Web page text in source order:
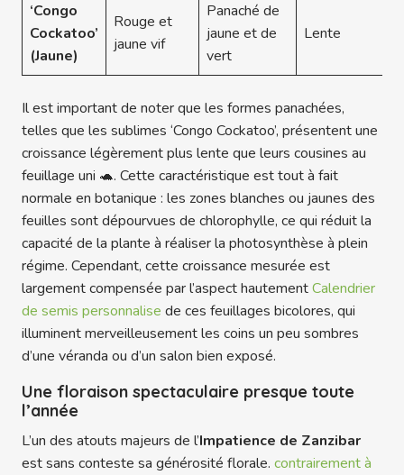
‘Congo
Cockatoo’
(Jaune)
Rouge et
jaune vif
Panaché de
jaune et de
vert
Lente
Il est important de noter que les formes panachées,
telles que les sublimes ‘Congo Cockatoo’, présentent une
croissance légèrement plus lente que leurs cousines au
feuillage uni 🐢. Cette caractéristique est tout à fait
normale en botanique : les zones blanches ou jaunes des
feuilles sont dépourvues de chlorophylle, ce qui réduit la
capacité de la plante à réaliser la photosynthèse à plein
régime. Cependant, cette croissance mesurée est
largement compensée par l’aspect hautementCalendrier
de semis personnalise de ces feuillages bicolores, qui
illuminent merveilleusement les coins un peu sombres
d’une véranda ou d’un salon bien exposé.
Une floraison spectaculaire presque toute
l’année
L’un des atouts majeurs de l’Impatience de Zanzibar
est sans conteste sa générosité florale. contrairement à